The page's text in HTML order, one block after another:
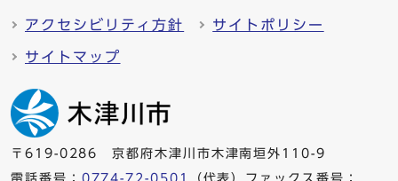
アクセシビリティ方針 サイトポリシー
サイトマップ
〒619-0286 京都府木津川市木津南垣外110-9
電話番号： 0774-72-0501
（代表）ファックス番号：